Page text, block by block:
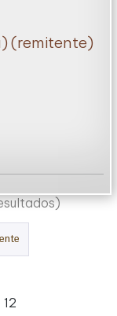
(remitente)